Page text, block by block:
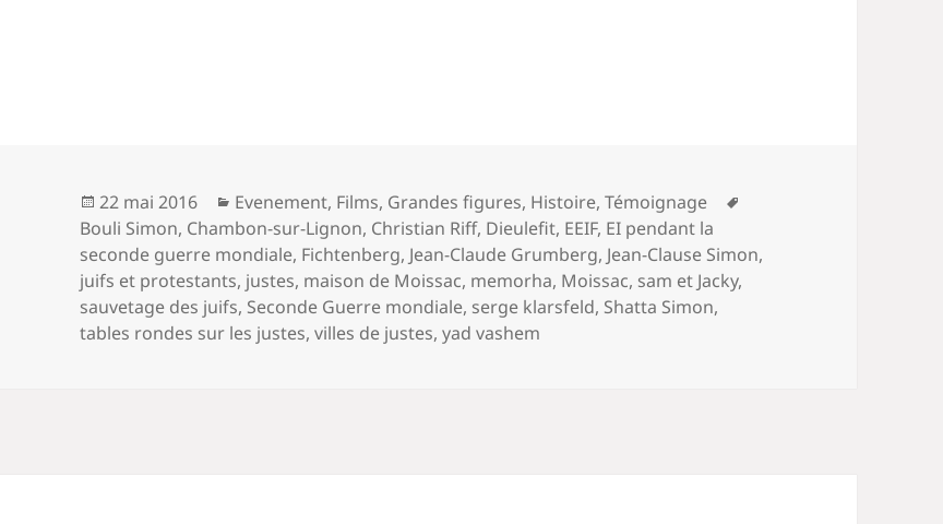
Publié
le
22 mai 2016 Catégories
Evenement, Films, Grandes figures, Histoire,Témoignage
Bouli Simon, Chambon-sur-Lignon, Christian Riff, Dieulefit, EEIF, EI pendant la
seconde guerre mondiale, Fichtenberg, Jean-Claude Grumberg, Jean-Clause Simon,
juifs et protestants, justes, maison de Moissac, memorha, Moissac, sam et Jacky,
sauvetage des juifs, Seconde Guerre mondiale, serge klarsfeld, Shatta Simon,
tables rondes sur les justes,villes de justes,yad vashem